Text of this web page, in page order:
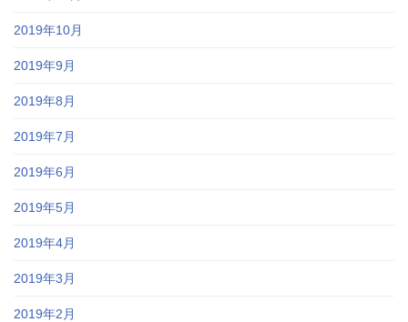
2019年10月
2019年9月
2019年8月
2019年7月
2019年6月
2019年5月
2019年4月
2019年3月
2019年2月